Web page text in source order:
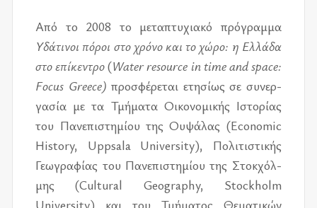
Από το 2008 το με­τα­πτυ­χια­κό πρό­γραμ­μα
Υδά­τι­νοι πό­ροι στο χρό­νο και το χώρο: η Ελλά­δα
στο επί­κε­ντρο(Water resource in time and space:
Focus Greece) προ­σφέ­ρε­ται ετη­σί­ως σε συ­νερ­
γα­σία με τα Τμή­μα­τα Οικο­νο­μι­κής Ιστο­ρί­ας
του Πανε­πι­στη­μί­ου της Ουψά­λας (Economic
History, Uppsala University), Πολι­τι­στι­κής
Γεω­γρα­φί­ας του Πανε­πι­στη­μί­ου της Στοκ­χόλ­
μης (Cultural Geography, Stockholm
University) και του Τμή­μα­τος Θεμα­τι­κών